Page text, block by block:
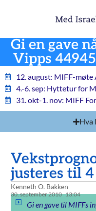
Gi en gave
Vipps 44945
12. august: MIFF-møte
4.-6. sep: Hyttetur for
31. okt-1. nov: MIFF
Hva
justeres til 4
Kenneth O. Bakken
30. september 2010 13:04
Gi en gave til MIFFs